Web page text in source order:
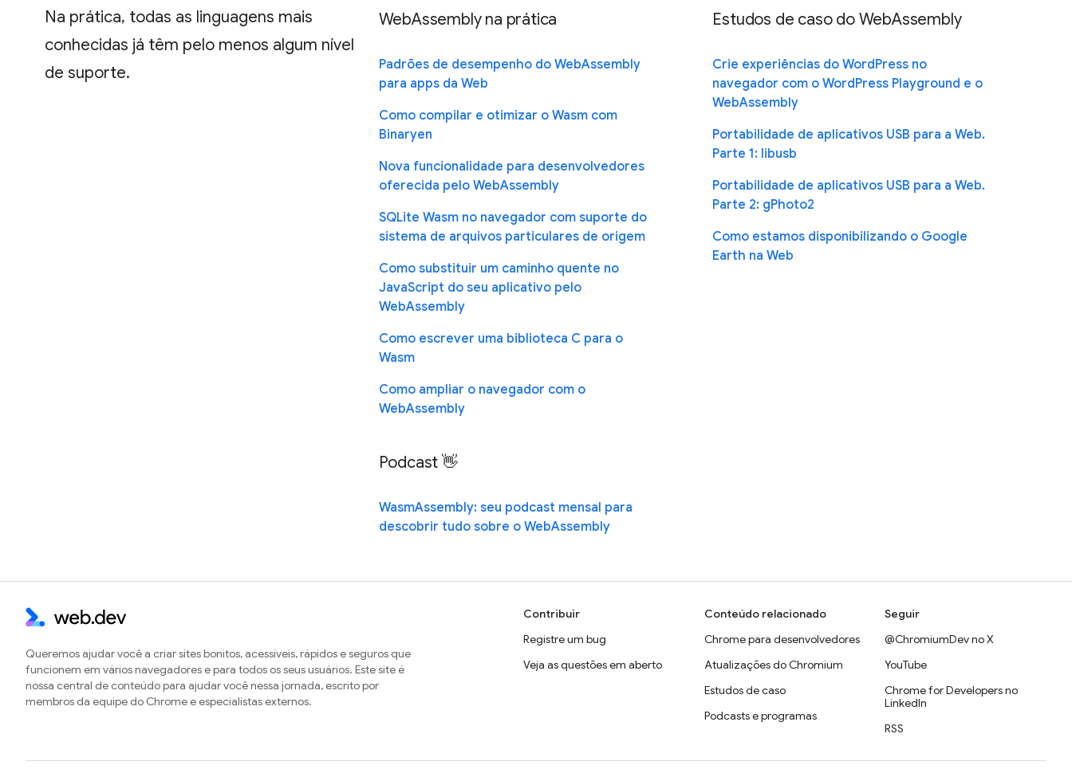
Na prática, todas as linguagens mais
conhecidas já têm pelo menos algum nível
de suporte.
WebAssembly na prática
Padrões de desempenho do WebAssembly
para apps da Web
Como compilar e otimizar o Wasm com
Binaryen
Nova funcionalidade para desenvolvedores
oferecida pelo WebAssembly
SQLite Wasm no navegador com suporte do
sistema de arquivos particulares de origem
Como substituir um caminho quente no
JavaScript do seu aplicativo pelo
WebAssembly
Como escrever uma biblioteca C para o
Wasm
Como ampliar o navegador com o
WebAssembly
Estudos de caso do WebAssembly
Crie experiências do WordPress no
navegador com o WordPress Playground e o
WebAssembly
Portabilidade de aplicativos USB para a Web.
Parte 1: libusb
Portabilidade de aplicativos USB para a Web.
Parte 2: gPhoto2
Como estamos disponibilizando o Google
Earth na Web
Podcast 👋
WasmAssembly: seu podcast mensal para
descobrir tudo sobre o WebAssembly
Queremos ajudar você a criar sites bonitos, acessíveis, rápidos e seguros que
funcionem em vários navegadores e para todos os seus usuários. Este site é
nossa central de conteúdo para ajudar você nessa jornada, escrito por
membros da equipe do Chrome e especialistas externos.
Contribuir
Registre um bug
Veja as questões em aberto
Conteúdo relacionado
Chrome para desenvolvedores
Atualizações do Chromium
Estudos de caso
Podcasts e programas
Seguir
@ChromiumDev no X
YouTube
Chrome for Developers no
LinkedIn
RSS